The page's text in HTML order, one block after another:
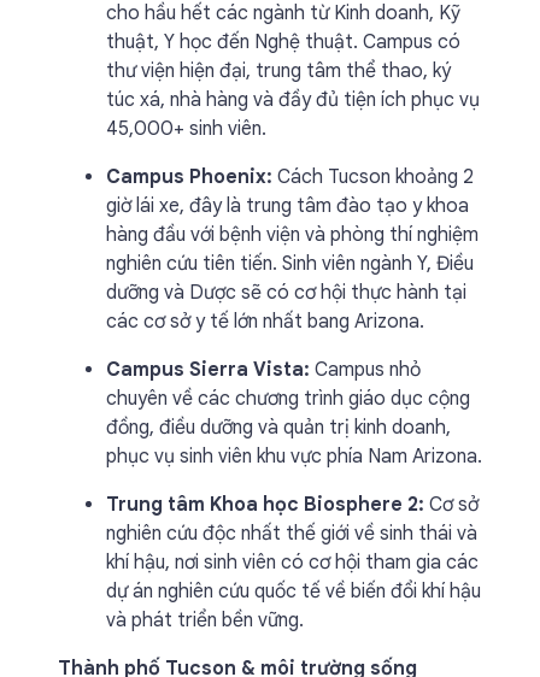
cho hầu hết các ngành từ Kinh doanh, Kỹ
thuật, Y học đến Nghệ thuật. Campus có
thư viện hiện đại, trung tâm thể thao, ký
túc xá, nhà hàng và đầy đủ tiện ích phục vụ
45,000+ sinh viên.
Campus Phoenix: Cách Tucson khoảng 2
giờ lái xe, đây là trung tâm đào tạo y khoa
hàng đầu với bệnh viện và phòng thí nghiệm
nghiên cứu tiên tiến. Sinh viên ngành Y, Điều
dưỡng và Dược sẽ có cơ hội thực hành tại
các cơ sở y tế lớn nhất bang Arizona.
Campus Sierra Vista: Campus nhỏ
chuyên về các chương trình giáo dục cộng
đồng, điều dưỡng và quản trị kinh doanh,
phục vụ sinh viên khu vực phía Nam Arizona.
Trung tâm Khoa học Biosphere 2: Cơ sở
nghiên cứu độc nhất thế giới về sinh thái và
khí hậu, nơi sinh viên có cơ hội tham gia các
dự án nghiên cứu quốc tế về biến đổi khí hậu
và phát triển bền vững.
Thành phố Tucson & môi trường sống